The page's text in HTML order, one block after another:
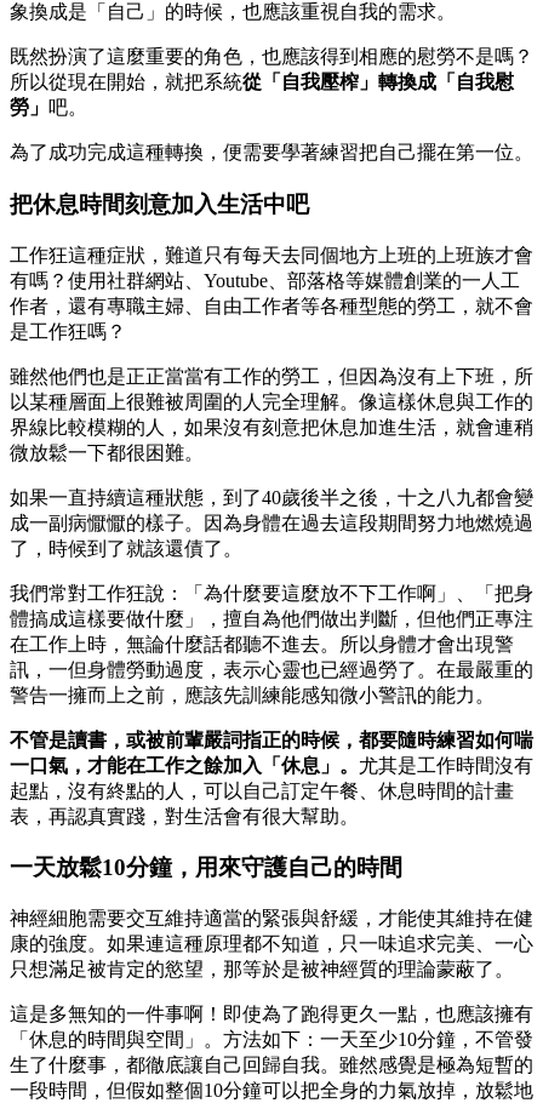
象換成是「自己」的時候，也應該重視自我的需求。
既然扮演了這麼重要的角色，也應該得到相應的慰勞不是嗎？
所以從現在開始，就把系統從「自我壓榨」轉換成「自我慰
勞」 吧。
為了成功完成這種轉換，便需要學著練習把自己擺在第一位。
把休息時間刻意加入生活中吧
工作狂這種症狀，難道只有每天去同個地方上班的上班族才會
有嗎？使用社群網站、Youtube、部落格等媒體創業的一人工
作者，還有專職主婦、自由工作者等各種型態的勞工，就不會
是工作狂嗎？
雖然他們也是正正當當有工作的勞工，但因為沒有上下班，所
以某種層面上很難被周圍的人完全理解。像這樣休息與工作的
界線比較模糊的人，如果沒有刻意把休息加進生活，就會連稍
微放鬆一下都很困難。
如果一直持續這種狀態，到了40歲後半之後，十之八九都會變
成一副病懨懨的樣子。因為身體在過去這段期間努力地燃燒過
了，時候到了就該還債了。
我們常對工作狂說：「為什麼要這麼放不下工作啊」、「把身
體搞成這樣要做什麼」，擅自為他們做出判斷，但他們正專注
在工作上時，無論什麼話都聽不進去。所以身體才會出現警
訊，一但身體勞動過度，表示心靈也已經過勞了。在最嚴重的
警告一擁而上之前，應該先訓練能感知微小警訊的能力。
不管是讀書，或被前輩嚴詞指正的時候，都要隨時練習如何喘
一口氣，才能在工作之餘加入「休息」。 尤其是工作時間沒有
起點，沒有終點的人，可以自己訂定午餐、休息時間的計畫
表，再認真實踐，對生活會有很大幫助。
一天放鬆10分鐘，用來守護自己的時間
神經細胞需要交互維持適當的緊張與舒緩，才能使其維持在健
康的強度。如果連這種原理都不知道，只一味追求完美、一心
只想滿足被肯定的慾望，那等於是被神經質的理論蒙蔽了。
這是多無知的一件事啊！即使為了跑得更久一點，也應該擁有
「休息的時間與空間」。方法如下：一天至少10分鐘，不管發
生了什麼事，都徹底讓自己回歸自我。雖然感覺是極為短暫的
一段時間，但假如整個10分鐘可以把全身的力氣放掉，放鬆地